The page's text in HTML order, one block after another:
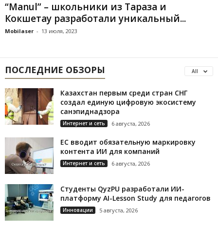
“Manul” – школьники из Тараза и
Кокшетау разработали уникальный...
Mobilaser - 13 июля, 2023
ПОСЛЕДНИЕ ОБЗОРЫ All
Казахстан первым среди стран СНГ
создал единую цифровую экосистему
санэпиднадзора
Интернет и сеть 6 августа, 2026
ЕС вводит обязательную маркировку
контента ИИ для компаний
Интернет и сеть 6 августа, 2026
Студенты QyzPU разработали ИИ-
платформу AI-Lesson Study для педагогов
Инновации 5 августа, 2026